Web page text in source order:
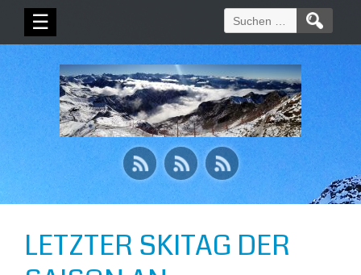
☰
Suchen
nach:
LETZTER SKITAG DER